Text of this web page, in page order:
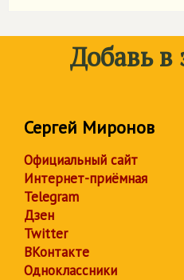
Добавь в
Сергей Миронов
Официальный сайт
Интернет-приёмная
Telegram
Дзен
Twitter
ВКонтакте
Одноклассники